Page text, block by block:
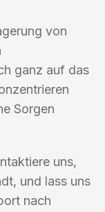
von
ganz auf das
Sorgen
uns,
und lass uns
nach